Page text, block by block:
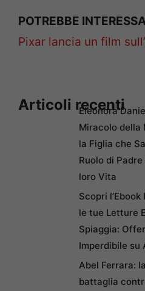
POTREBBE
Pixar lancia un film
Articoli recenti
Eleonora
Miracolo della
la Figlia che
Ruolo di
loro Vita
Scopri
le tue Letture
Spiaggia:
Imperdibile su
Abel Ferrara:
battaglia